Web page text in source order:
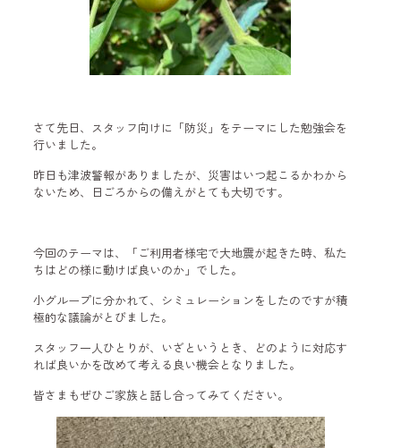
さて先日、スタッフ向けに「防災」をテーマにした勉強会を
行いました。
昨日も津波警報がありましたが、災害はいつ起こるかわから
ないため、日ごろからの備えがとても大切です。
今回のテーマは、「ご利用者様宅で大地震が起きた時、私た
ちはどの様に動けば良いのか」でした。
小グループに分かれて、シミュレーションをしたのですが積
極的な議論がとびました。
スタッフ一人ひとりが、いざというとき、どのように対応す
れば良いかを改めて考える良い機会となりました。
皆さまもぜひご家族と話し合ってみてください。